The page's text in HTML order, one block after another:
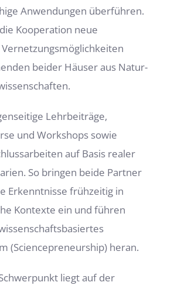
Anwendungen überführen.
Kooperation neue
beider Häuser aus Natur-
Lehrbeiträge,
und Workshops sowie
auf Basis realer
So bringen beide Partner
Erkenntnisse frühzeitig in
Kontexte ein und führen
(Sciencepreneurship) heran.
liegt auf der